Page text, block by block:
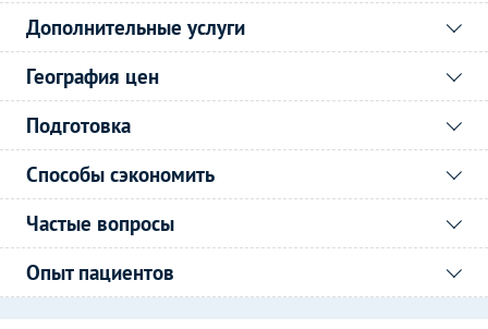
Дополнительные услуги
География цен
Подготовка
Способы сэкономить
Частые вопросы
Опыт пациентов